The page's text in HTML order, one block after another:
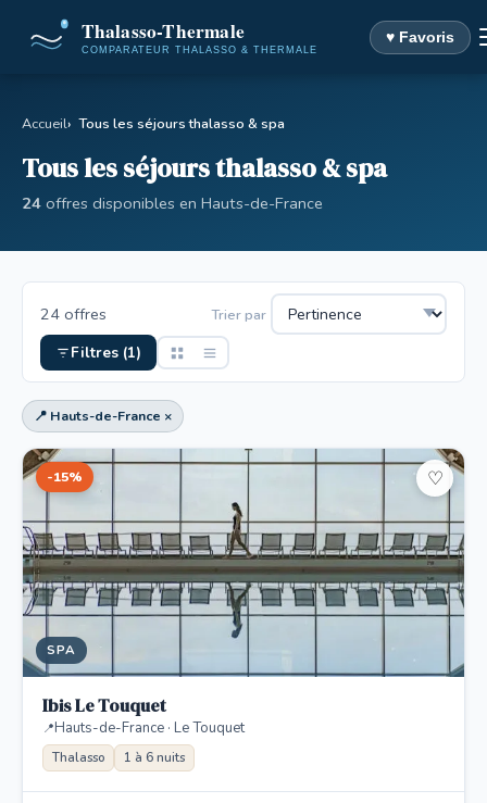
♥ Favoris
Accueil Tous les séjours thalasso & spa
Tous les séjours thalasso & spa
24 offres disponibles en Hauts-de-France
24 offres Trier par
Filtres (1)
📍 Hauts-de-France ×
-15%
SPA
♡
Ibis Le Touquet
Hauts-de-France · Le Touquet
Thalasso 1 à 6 nuits